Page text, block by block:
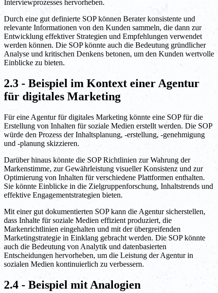
Interviewprozesses hervorheben.
Durch eine gut definierte SOP können Berater konsistente und
relevante Informationen von den Kunden sammeln, die dann zur
Entwicklung effektiver Strategien und Empfehlungen verwendet
werden können. Die SOP könnte auch die Bedeutung gründlicher
Analyse und kritischen Denkens betonen, um den Kunden wertvolle
Einblicke zu bieten.
2.3 - Beispiel im Kontext einer Agentur
für digitales Marketing
Für eine Agentur für digitales Marketing könnte eine SOP für die
Erstellung von Inhalten für soziale Medien erstellt werden. Die SOP
würde den Prozess der Inhaltsplanung, -erstellung, -genehmigung
und -planung skizzieren.
Darüber hinaus könnte die SOP Richtlinien zur Wahrung der
Markenstimme, zur Gewährleistung visueller Konsistenz und zur
Optimierung von Inhalten für verschiedene Plattformen enthalten.
Sie könnte Einblicke in die Zielgruppenforschung, Inhaltstrends und
effektive Engagementstrategien bieten.
Mit einer gut dokumentierten SOP kann die Agentur sicherstellen,
dass Inhalte für soziale Medien effizient produziert, die
Markenrichtlinien eingehalten und mit der übergreifenden
Marketingstrategie in Einklang gebracht werden. Die SOP könnte
auch die Bedeutung von Analytik und datenbasierten
Entscheidungen hervorheben, um die Leistung der Agentur in
sozialen Medien kontinuierlich zu verbessern.
2.4 - Beispiel mit Analogien